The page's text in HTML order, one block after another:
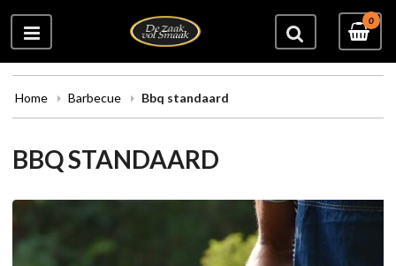
0
Home Barbecue Bbq standaard
BBQ STANDAARD